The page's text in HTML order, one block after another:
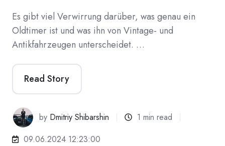
Es gibt viel Verwirrung darüber, was genau ein
Oldtimer ist und was ihn von Vintage- und
Antikfahrzeugen unterscheidet. …
Read Story
by Dmitriy Shibarshin
1 min read
09.06.2024 12:23:00